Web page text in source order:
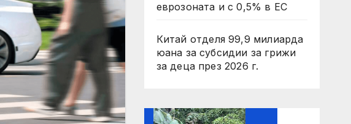
еврозоната и с 0,5% в ЕС
Китай отделя 99,9 милиарда
юана за субсидии за грижи
за деца през 2026 г.